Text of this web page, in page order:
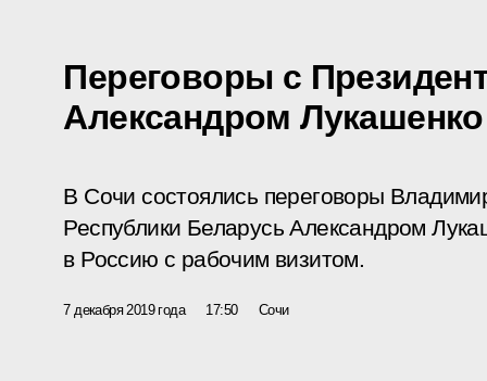
Переговоры с
Александром Лукашенко
В Сочи состоялись переговоры
Республики Беларусь Александром
в Россию с рабочим визитом.
7 декабря 2019 года 17:50 Сочи